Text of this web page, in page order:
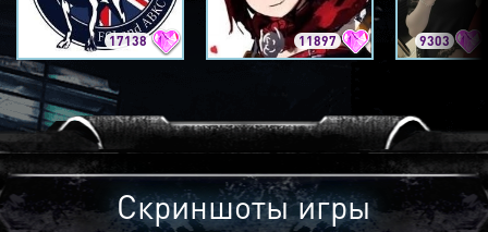
17138 11897 9303
Скриншоты игры